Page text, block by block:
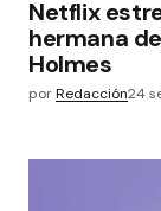
Netflix
hermana
Holmes
porRedacción24